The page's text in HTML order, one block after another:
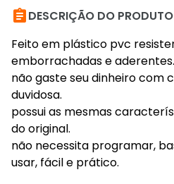
DESCRIÇÃO DO PRODUTO
Feito em plástico pvc
emborrachadas e aderentes.
não gaste seu dinheiro com
duvidosa.
possui as mesmas
do original.
não necessita programar,
usar, fácil e prático.